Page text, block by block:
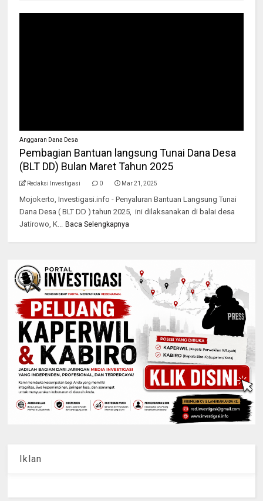
Anggaran Dana Desa
Pembagian Bantuan langsung Tunai Dana Desa
(BLT DD) Bulan Maret Tahun 2025
Redaksi Investigasi 0 Mar 21, 2025
Mojokerto, Investigasi.info - Penyaluran Bantuan Langsung Tunai
Dana Desa ( BLT DD ) tahun 2025, ini dilaksanakan di balai desa
Jatirowo, K...
Baca Selengkapnya
Iklan